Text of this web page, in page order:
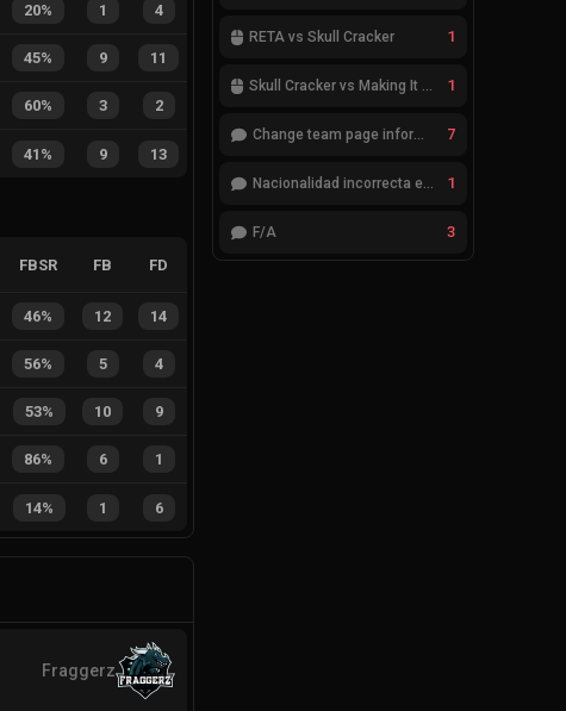
20% 1 4
45% 9 11
60% 3 2
41% 9 13
FBSR FB FD
46% 12 14
56% 5 4
53% 10 9
86% 6 1
14% 1 6
Fraggerz
RETA vs Skull Cracker 1
Skull Cracker vs Making It Look Easy 1
Change team page information 7
Nacionalidad incorrecta en el jugador cheatcode 1
F/A 3